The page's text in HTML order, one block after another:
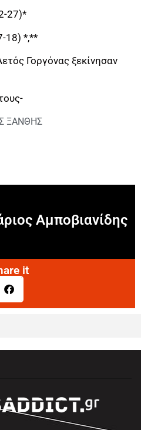
27)*
18) *,**
Γοργόνας ξεκίνησαν
ΞΑΝΘΗΣ
Αμποβιανίδης
it